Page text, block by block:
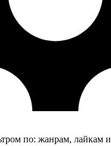
по: жанрам, лайкам